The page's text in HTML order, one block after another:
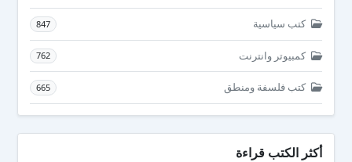
كتب سياسية 847
كمبيوتر وانترنت 762
كتب فلسفة ومنطق 665
أكثر الكتب قراءة